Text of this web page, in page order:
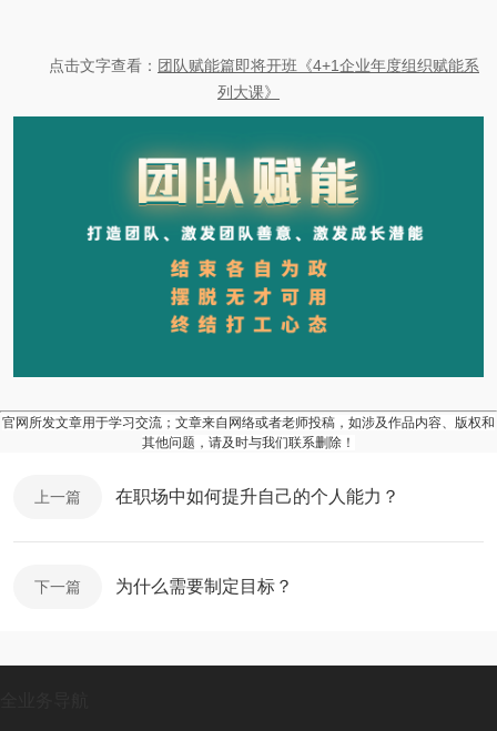
点击文字查看： 团队赋能篇即将开班《4+1企业年度组织赋能系
列大课》
官网所发文章用于学习交流；文章来自网络或者老师投稿，如涉及作品内容、版权和
其他问题，请及时与我们联系删除！
上一篇 在职场中如何提升自己的个人能力？
下一篇 为什么需要制定目标？